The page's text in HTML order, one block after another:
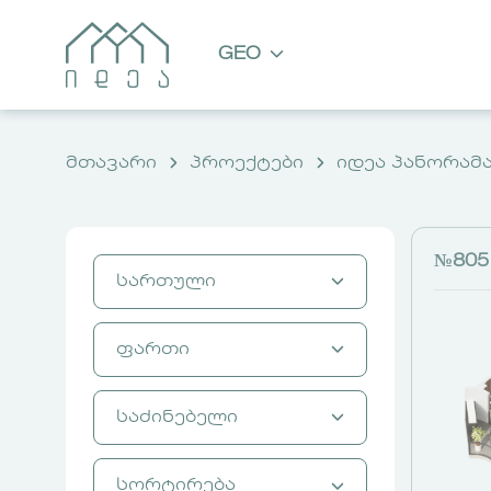
GEO
მთავარი პროექტები იდეა პანორამა
სართული
დან
2
5
2
5
ფართი
მ² დან
საძინებელი
სორტირება
დან
№805